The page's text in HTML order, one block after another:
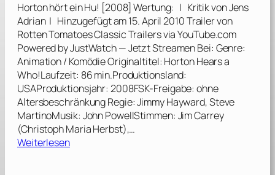
Horton hört ein Hu! [2008] Wertung: | Kritik von Jens
Adrian | Hinzugefügt am 15. April 2010 Trailer von
Rotten Tomatoes Classic Trailers via YouTube.com
Powered by JustWatch — Jetzt Streamen Bei: Genre:
Animation / Komödie Originaltitel: Horton Hears a
Who!Laufzeit: 86 min.Produktionsland:
USAProduktionsjahr: 2008FSK-Freigabe: ohne
Altersbeschränkung Regie: Jimmy Hayward, Steve
MartinoMusik: John PowellStimmen: Jim Carrey
(Christoph Maria Herbst),…
Weiterlesen: